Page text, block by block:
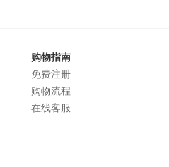
购物指南
免费注册
购物流程
在线客服